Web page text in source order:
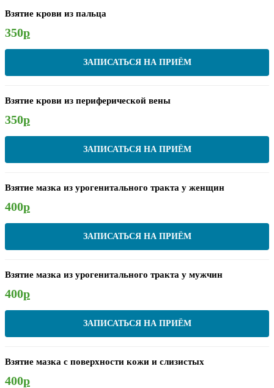
Взятие крови из пальца
350р
ЗАПИСАТЬСЯ НА ПРИЁМ
Взятие крови из периферической вены
350р
ЗАПИСАТЬСЯ НА ПРИЁМ
Взятие мазка из урогенитального тракта у женщин
400р
ЗАПИСАТЬСЯ НА ПРИЁМ
Взятие мазка из урогенитального тракта у мужчин
400р
ЗАПИСАТЬСЯ НА ПРИЁМ
Взятие мазка с поверхности кожи и слизистых
400р